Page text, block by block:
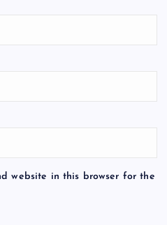
website in this browser for the